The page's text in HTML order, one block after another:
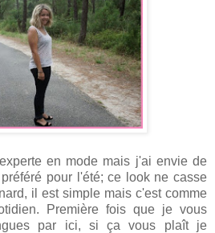
en mode mais j'ai envie de
pour l'été; ce look ne casse
il est simple mais c'est comme
Première fois que je vous
par ici, si ça vous plaît je